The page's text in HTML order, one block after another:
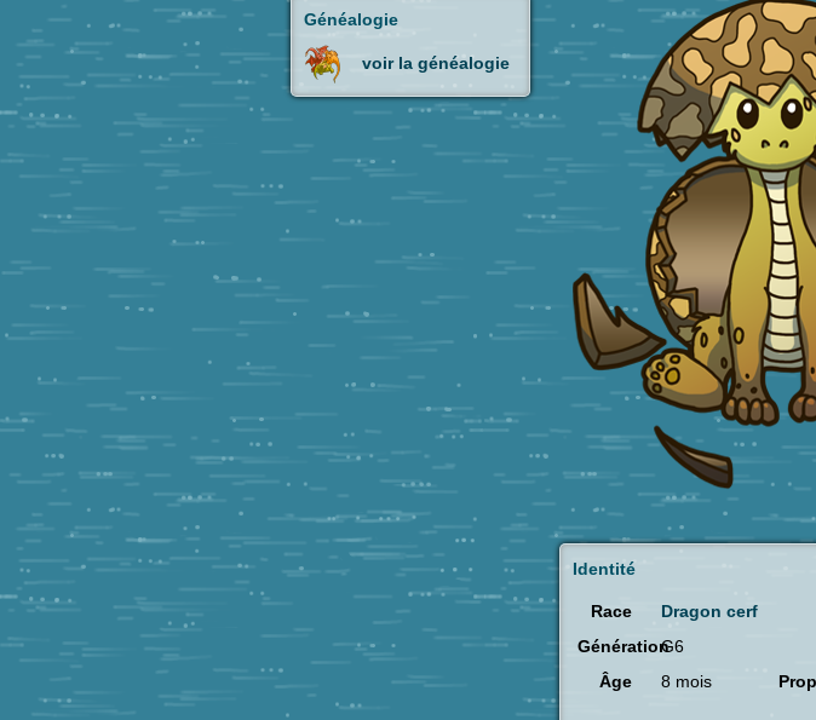
Généalogie
voir la généalogie
Identité
Race Dragon cerf
GénérationG6
Âge
8 mois